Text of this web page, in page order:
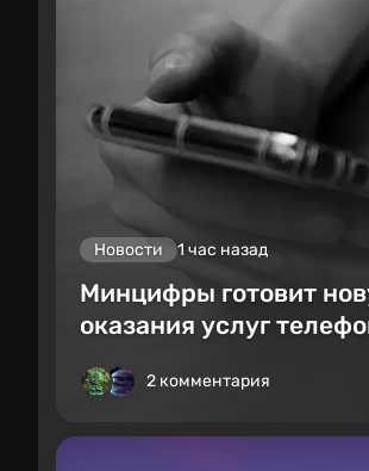
Новости 1 час назад
Минцифры готовит
оказания услуг
2 комментария